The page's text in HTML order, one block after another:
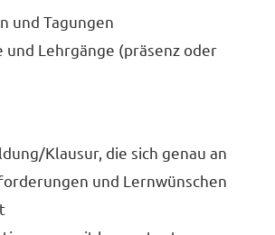
und Tagungen
und Lehrgänge (präsenz oder
Klausur, die sich genau an
und Lernwünschen